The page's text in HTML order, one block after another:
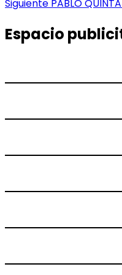
de
entradas
anterior:
Siguiente Entrada
PABLO
Espacio